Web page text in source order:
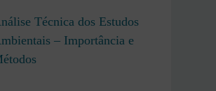
Técnica dos Estudos
– Importância e